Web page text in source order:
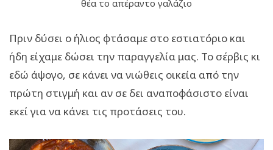
θέα το απέραντο γαλάζιο
Πριν δύσει ο ήλιος φτάσαμε στο εστιατόριο και
ήδη είχαμε δώσει την παραγγελία μας. Το σέρβις κι
εδώ άψογο, σε κάνει να νιώθεις οικεία από την
πρώτη στιγμή και αν σε δει αναποφάσιστο είναι
εκεί για να κάνει τις προτάσεις του.